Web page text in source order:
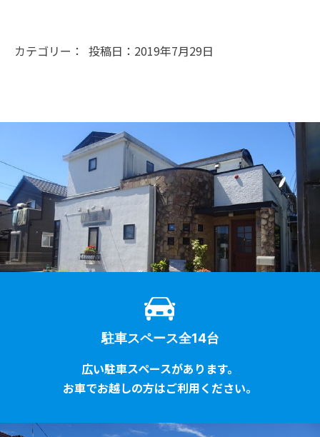
カテゴリー： 投稿日：2019年7月29日
駐車スペース全14台
広い駐車スペースがあります。
お車でお越しの方はご利用ください。